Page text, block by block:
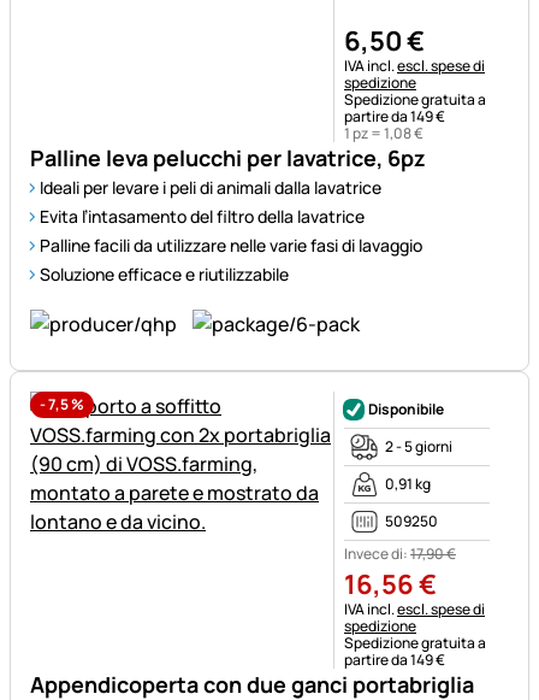
Palline leva pelucchi per lavatrice, 6pz
Ideali per levare i peli di animali dalla lavatrice
Evita l’intasamento del filtro della lavatrice
Palline facili da utilizzare nelle varie fasi di lavaggio
Soluzione efficace e riutilizzabile
6,50€
Informazioni fiscali:
IVA incl.escl. spese di
spedizione
Spedizione gratuita a
partire da 149 €
1 pz =1,08€
-7,5%
Appendicoperta con due ganci portabriglia
Disponibile
2 - 5 giorni
0,91 kg
509250
Invece di:17,90€
16,56€
Informazioni fiscali:
IVA incl.escl. spese di
spedizione
Spedizione gratuita a
partire da 149 €